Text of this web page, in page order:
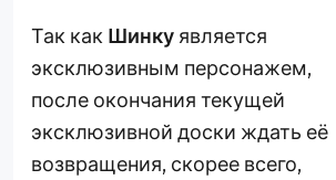
Так как Шинку является
эксклюзивным персонажем,
после окончания текущей
эксклюзивной доски ждать её
возвращения, скорее всего,